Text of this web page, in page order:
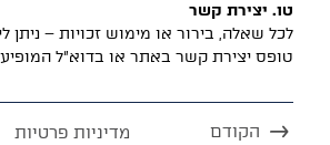
טו. יצירת קשר
לכל שאלה, בירור או מימוש זכויות – ניתן
טופס יצירת קשר באתר או בדוא"ל
הקודם מדיניות פרטיות